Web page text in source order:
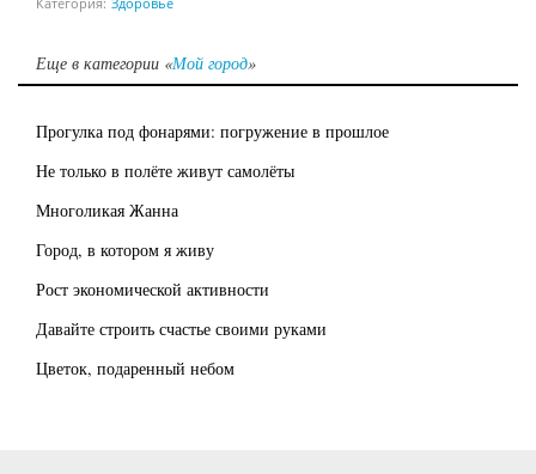
Еще в категории «Мой город»
Прогулка под фонарями: погружение в прошлое
Не только в полёте живут самолёты
Многоликая Жанна
Город, в котором я живу
Рост экономической активности
Давайте строить счастье своими руками
Цветок, подаренный небом